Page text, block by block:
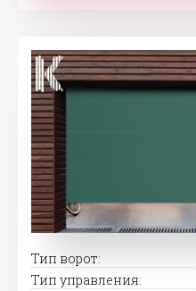
Тип ворот:
Тип управления: